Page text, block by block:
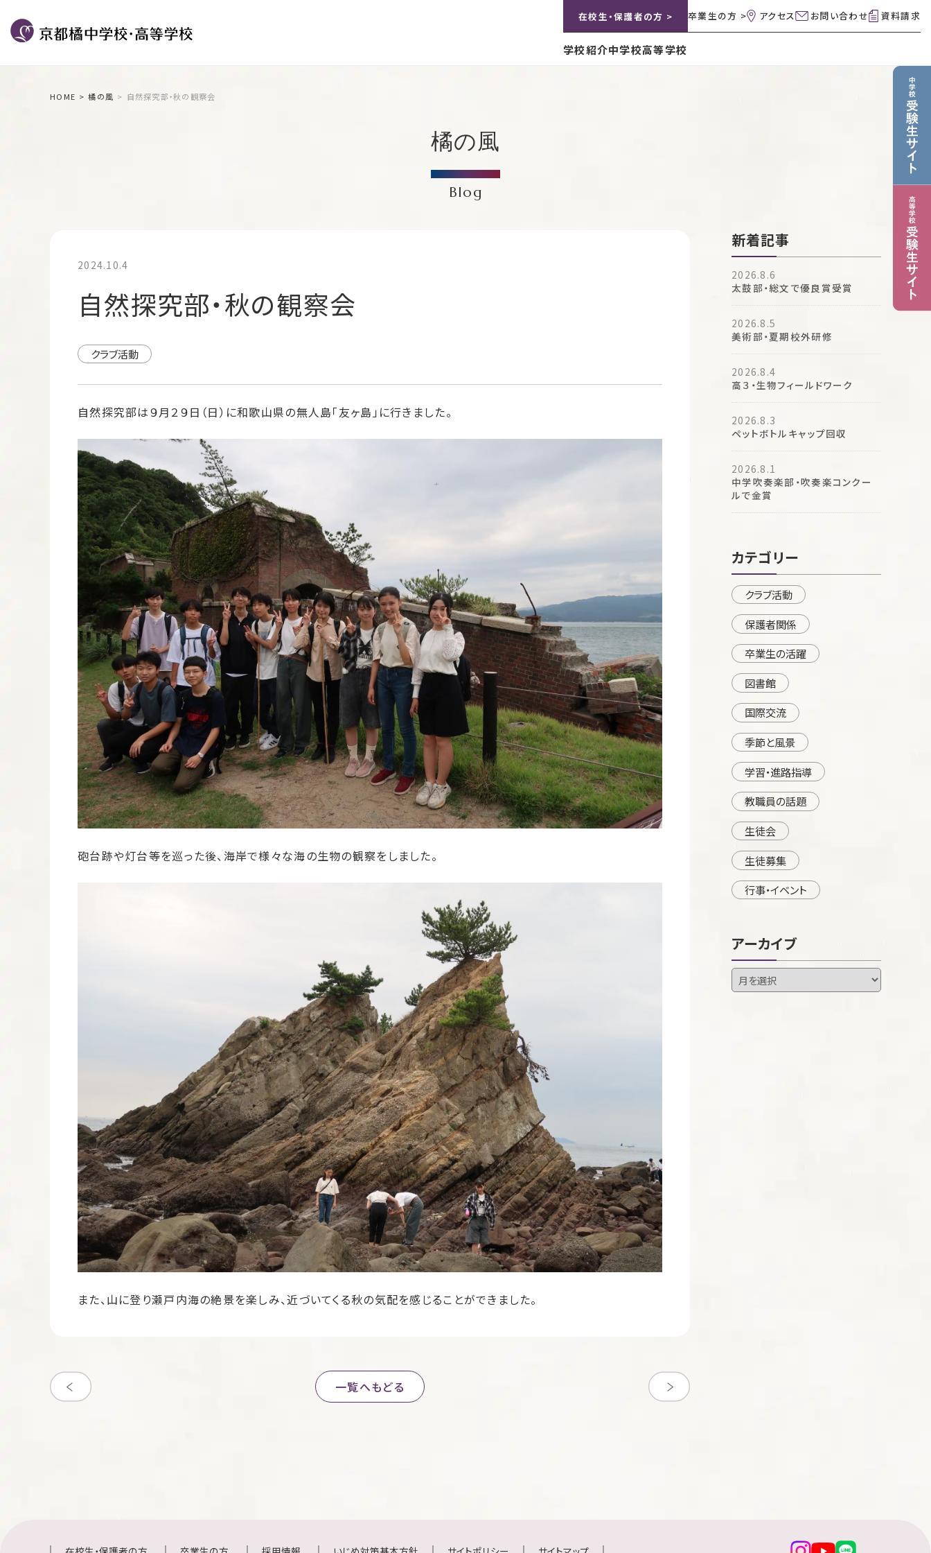
在校生・保護者の方 > 卒業生の方 > アクセス お問い合わせ 資料請求
学校紹介中学校高等学校
HOME 橘の風 自然探究部・秋の観察会
橘の風
Blog
2024.10.4
自然探究部・秋の観察会
クラブ活動
自然探究部は９月２９日（日）に和歌山県の無人島「友ヶ島」に行きました。
砲台跡や灯台等を巡った後、海岸で様々な海の生物の観察をしました。
また、山に登り瀬戸内海の絶景を楽しみ、近づいてくる秋の気配を感じることができました。
一覧へもどる
新着記事
2026.8.6
太鼓部・総文で優良賞受賞
2026.8.5
美術部・夏期校外研修
2026.8.4
高３・生物フィールドワーク
2026.8.3
ペットボトルキャップ回収
2026.8.1
中学吹奏楽部・吹奏楽コンクー
ルで金賞
カテゴリー
クラブ活動
保護者関係
卒業生の活躍
図書館
国際交流
季節と風景
学習・進路指導
教職員の話題
生徒会
生徒募集
行事・イベント
アーカイブ